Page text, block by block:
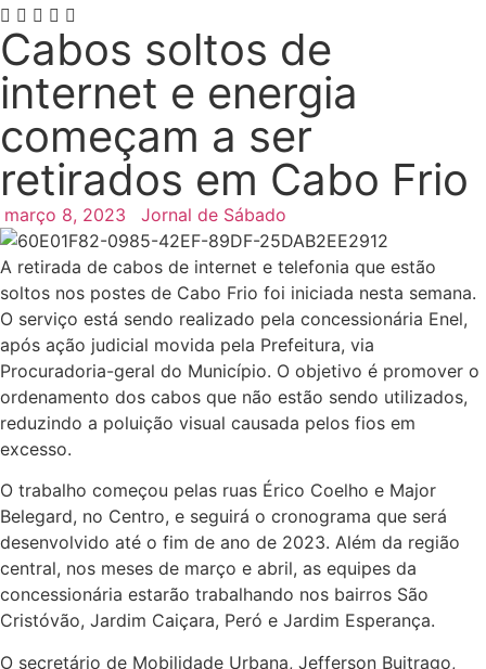
Cabos soltos de
internet e energia
começam a ser
retirados em Cabo Frio
março 8, 2023 Jornal de Sábado
A retirada de cabos de internet e telefonia que estão
soltos nos postes de Cabo Frio foi iniciada nesta semana.
O serviço está sendo realizado pela concessionária Enel,
após ação judicial movida pela Prefeitura, via
Procuradoria-geral do Município. O objetivo é promover o
ordenamento dos cabos que não estão sendo utilizados,
reduzindo a poluição visual causada pelos fios em
excesso.
O trabalho começou pelas ruas Érico Coelho e Major
Belegard, no Centro, e seguirá o cronograma que será
desenvolvido até o fim de ano de 2023. Além da região
central, nos meses de março e abril, as equipes da
concessionária estarão trabalhando nos bairros São
Cristóvão, Jardim Caiçara, Peró e Jardim Esperança.
O secretário de Mobilidade Urbana, Jefferson Buitrago,